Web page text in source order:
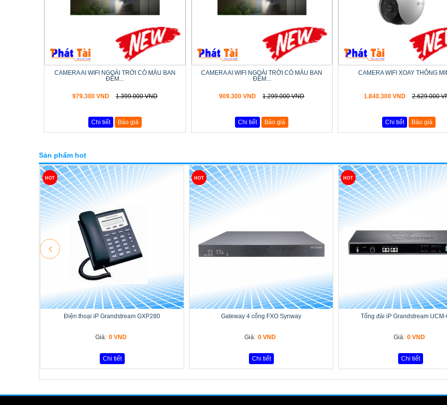
CAMERA AI WIFI NGOÀI TRỜI CÓ MÀU BAN
ĐÊM...
979.300 VND 1.399.000 VND
Chi tiết Báo giá
CAMERA AI WIFI NGOÀI TRỜI CÓ MÀU BAN
ĐÊM...
909.300 VND 1.299.000 VND
Chi tiết Báo giá
CAMERA WIFI XOAY THÔNG
1.840.300 VND 2.629.000
Chi tiết Báo giá
Sản phẩm hot
HOT
Điện thoại iP Grandstream GXP280
Giá: 0 VND
Chi tiết
HOT
Gateway 4 cổng FXO Synway
Giá: 0 VND
Chi tiết
HOT
Tổng đài iP Grandstream
Giá: 0 VND
Chi tiết